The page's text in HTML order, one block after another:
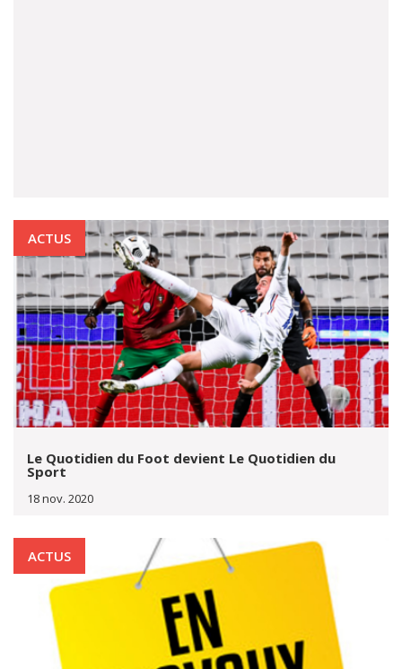
ACTUS
Le Quotidien du Foot devient Le Quotidien du
Sport
18 nov. 2020
ACTUS